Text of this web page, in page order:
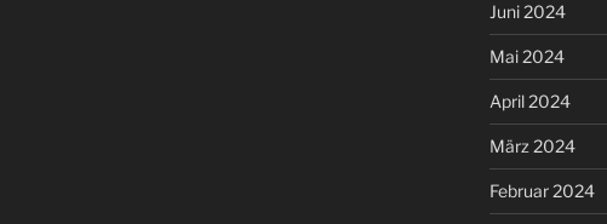
Juni 2024
Mai 2024
April 2024
März 2024
Februar 2024